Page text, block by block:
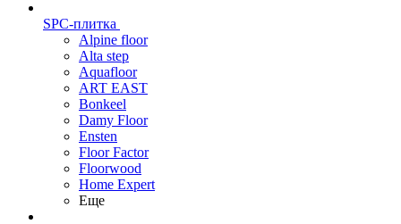
SPC-плитка
Alpine floor
Alta step
Aquafloor
ART EAST
Bonkeel
Damy Floor
Ensten
Floor Factor
Floorwood
Home Expert
Еще